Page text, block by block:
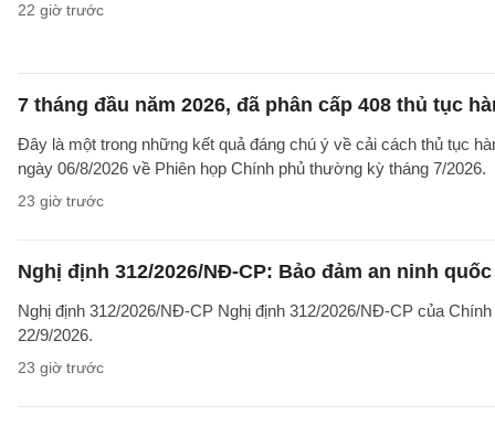
22 giờ trước
7 tháng đầu năm 2026, đã phân cấp 408 thủ tục
Đây là một trong những kết quả đáng chú ý về cải cách thủ tục
ngày 06/8/2026 về Phiên họp Chính phủ thường kỳ tháng 7/2026.
23 giờ trước
Nghị định 312/2026/NĐ-CP: Bảo đảm an ninh
Nghị định 312/2026/NĐ-CP Nghị định 312/2026/NĐ-CP của
22/9/2026.
23 giờ trước